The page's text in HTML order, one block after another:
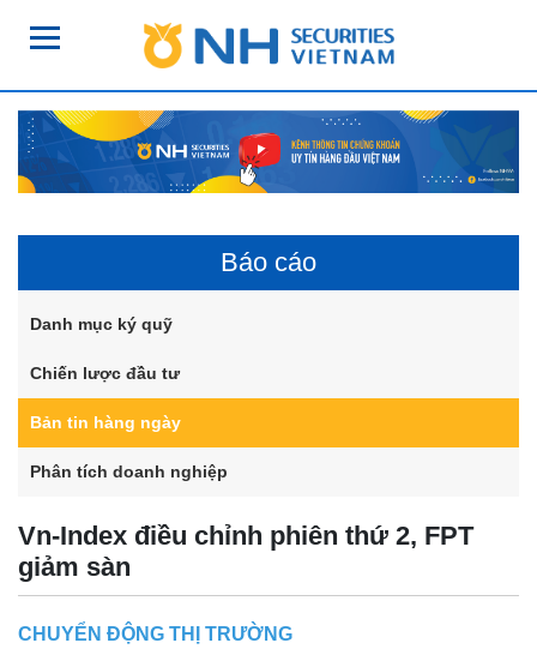
Báo cáo
Danh mục ký quỹ
Chiến lược đầu tư
Bản tin hàng ngày
Phân tích doanh nghiệp
Vn-Index điều chỉnh phiên thứ 2, FPT
giảm sàn
CHUYỂN ĐỘNG THỊ TRƯỜNG